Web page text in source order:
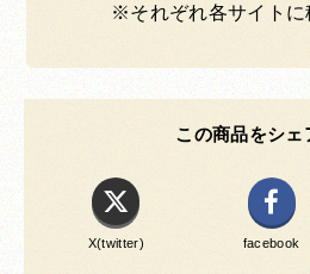
※それぞれ各サイトに
この商品をシェ
X(twitter) facebook